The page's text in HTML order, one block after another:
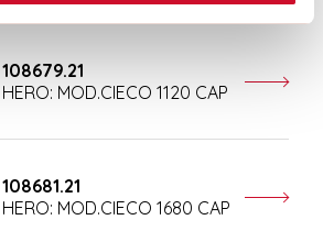
108679.21
HERO: MOD.CIECO 1120 CAP
108681.21
HERO: MOD.CIECO 1680 CAP